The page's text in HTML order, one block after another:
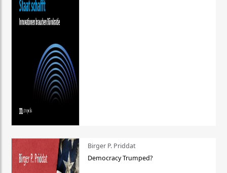
Birger P. Priddat
Democracy Trumped?